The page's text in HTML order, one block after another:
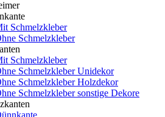
Schmelzkleber
Schmelzkleber
Schmelzkleber
Schmelzkleber Unidekor
Schmelzkleber Holzdekor
Schmelzkleber sonstige Dekore